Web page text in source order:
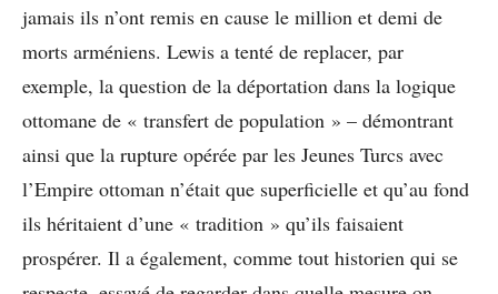
jamais ils n’ont remis en cause le million et demi de
morts arméniens. Lewis a tenté de replacer, par
exemple, la question de la déportation dans la logique
ottomane de « transfert de population » – démontrant
ainsi que la rupture opérée par les Jeunes Turcs avec
l’Empire ottoman n’était que superficielle et qu’au fond
ils héritaient d’une « tradition » qu’ils faisaient
prospérer. Il a également, comme tout historien qui se